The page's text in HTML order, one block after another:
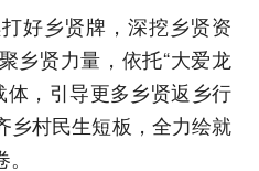
好乡贤牌，深挖乡贤资
乡贤力量，依托“大爱龙
体，引导更多乡贤返乡行
乡村民生短板，全力绘就